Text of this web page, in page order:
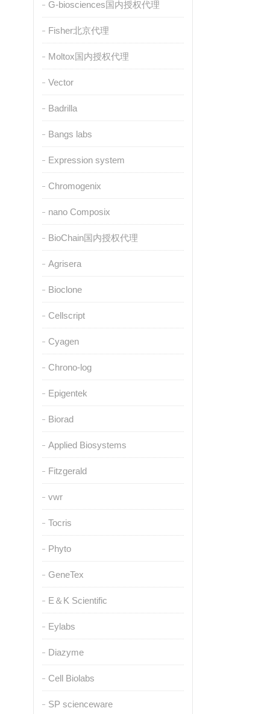
G-biosciences国内授权代理
Fisher北京代理
Moltox国内授权代理
Vector
Badrilla
Bangs labs
Expression system
Chromogenix
nano Composix
BioChain国内授权代理
Agrisera
Bioclone
Cellscript
Cyagen
Chrono-log
Epigentek
Biorad
Applied Biosystems
Fitzgerald
vwr
Tocris
Phyto
GeneTex
E＆K Scientific
Eylabs
Diazyme
Cell Biolabs
SP scienceware